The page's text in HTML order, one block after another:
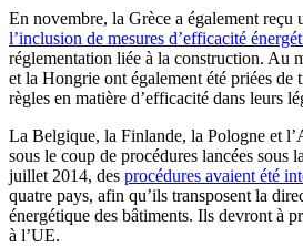
En novembre, la Grèce a également reçu
l’inclusion de mesures d’efficacité
réglementation liée à la construction. Au
et la Hongrie ont également été priées de
règles en matière d’efficacité dans leurs
La Belgique, la Finlande, la Pologne et
sous le coup de procédures lancées sous
juillet 2014, des procédures avaient été
quatre pays, afin qu’ils transposent la
énergétique des bâtiments. Ils devront à
à l’UE.